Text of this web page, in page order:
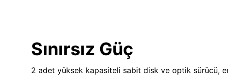
Sınırsız Güç
2 adet yüksek kapasiteli sabit disk ve optik sürücü,